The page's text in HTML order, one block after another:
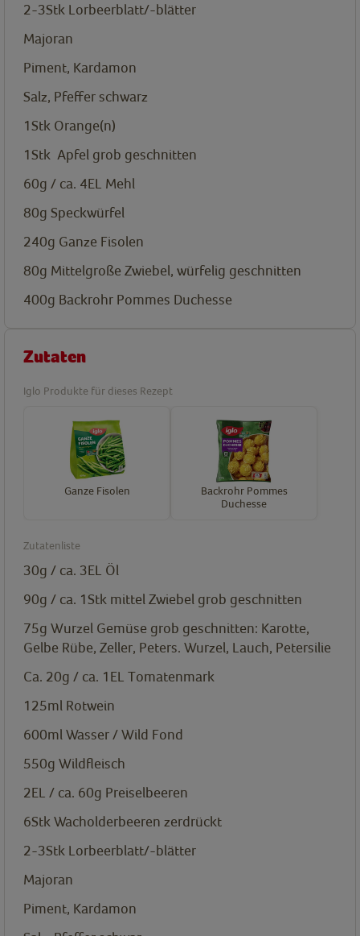
2-3Stk Lorbeerblatt/-blätter
Majoran
Piment, Kardamon
Salz, Pfeffer schwarz
1Stk Orange(n)
1Stk Apfel grob geschnitten
60g / ca. 4EL Mehl
80g Speckwürfel
240g Ganze Fisolen
80g Mittelgroße Zwiebel, würfelig geschnitten
400g Backrohr Pommes Duchesse
Zutaten
Iglo Produkte für dieses Rezept
Ganze Fisolen
Backrohr Pommes
Duchesse
Zutatenliste
30g / ca. 3EL Öl
90g / ca. 1Stk mittel Zwiebel grob geschnitten
75g Wurzel Gemüse grob geschnitten: Karotte,
Gelbe Rübe, Zeller, Peters. Wurzel, Lauch, Petersilie
Ca. 20g / ca. 1EL Tomatenmark
125ml Rotwein
600ml Wasser / Wild Fond
550g Wildfleisch
2EL / ca. 60g Preiselbeeren
6Stk Wacholderbeeren zerdrückt
2-3Stk Lorbeerblatt/-blätter
Majoran
Piment, Kardamon